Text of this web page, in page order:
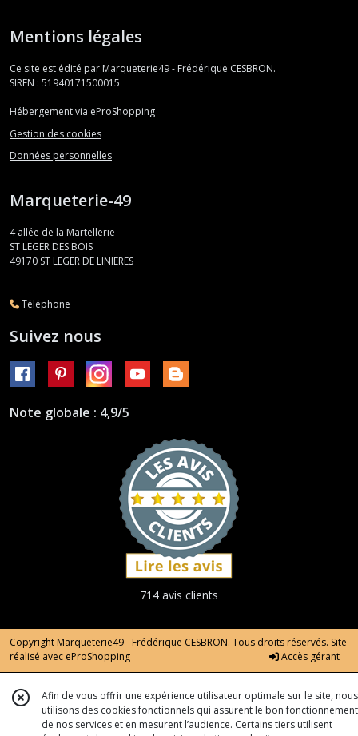
Mentions légales
Ce site est édité par Marqueterie49 - Frédérique CESBRON.
SIREN : 51940171500015
Hébergement via eProShopping
Gestion des cookies
Données personnelles
Marqueterie-49
4 allée de la Martellerie
ST LEGER DES BOIS
49170 ST LEGER DE LINIERES
Téléphone
Suivez nous
Note globale : 4,9/5
714 avis clients
Copyright Marqueterie49 - Frédérique CESBRON. Tous droits réservés. Site
réalisé avec eProShopping Accès gérant
Afin de vous offrir une expérience utilisateur optimale sur le site, nous
utilisons des cookies fonctionnels qui assurent le bon fonctionnement
de nos services et en mesurent l’audience. Certains tiers utilisent